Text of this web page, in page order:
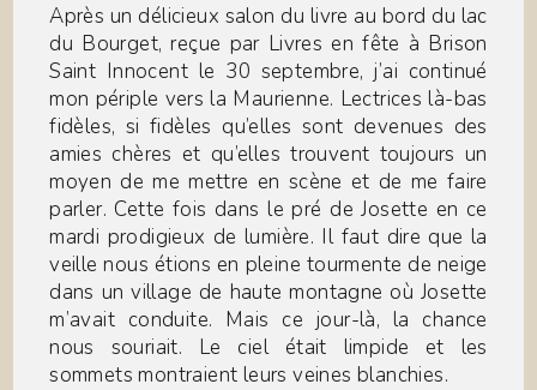
Après un délicieux salon du livre au bord du lac
du Bourget, reçue par Livres en fête à Brison
Saint Innocent le 30 septembre, j’ai continué
mon périple vers la Maurienne. Lectrices là-bas
fidèles, si fidèles qu’elles sont devenues des
amies chères et qu’elles trouvent toujours un
moyen de me mettre en scène et de me faire
parler. Cette fois dans le pré de Josette en ce
mardi prodigieux de lumière. Il faut dire que la
veille nous étions en pleine tourmente de neige
dans un village de haute montagne où Josette
m’avait conduite. Mais ce jour-là, la chance
nous souriait. Le ciel était limpide et les
sommets montraient leurs veines blanchies.